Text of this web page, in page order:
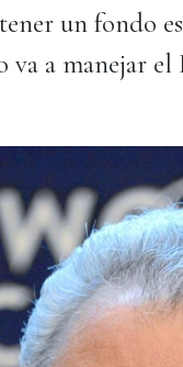
un fondo
va a manejar el